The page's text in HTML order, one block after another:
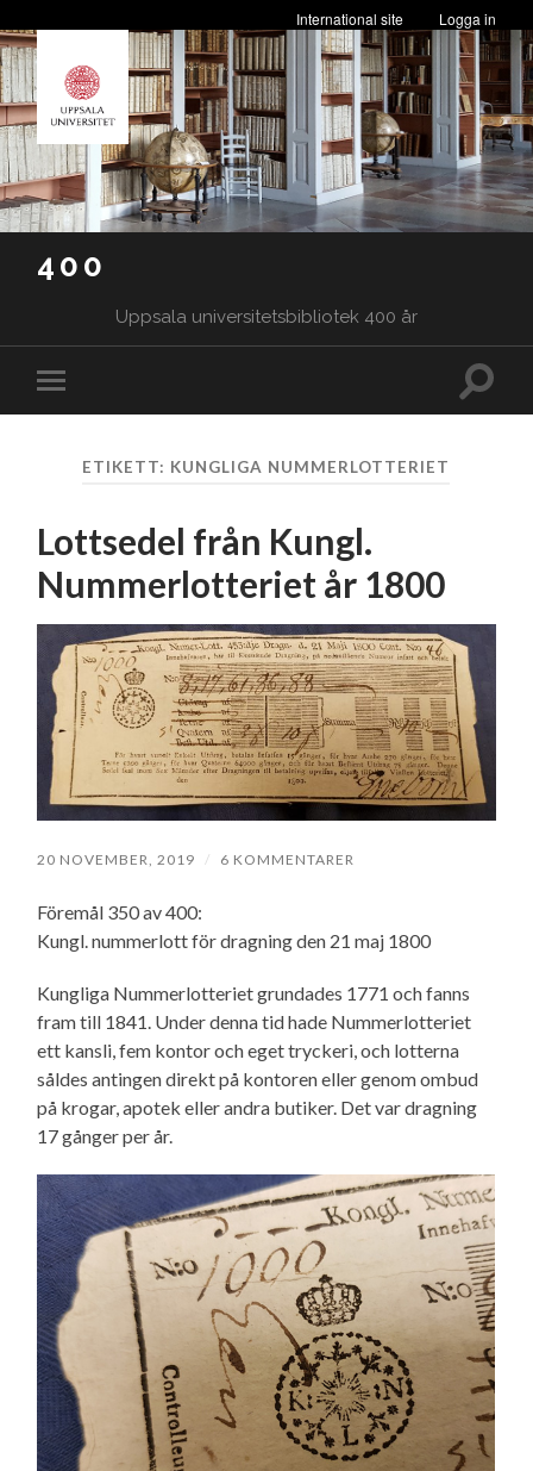
Logga in
International site
400
Uppsala universitetsbibliotek 400 år
på/av
Slå
ETIKETT: KUNGLIGA NUMMERLOTTERIET
Lottsedel från Kungl.
Nummerlotteriet år 1800
20 NOVEMBER, 2019 / 6 KOMMENTARER
Föremål 350 av 400:
Kungl. nummerlott för dragning den 21 maj 1800
Kungliga Nummerlotteriet grundades 1771 och fanns
fram till 1841. Under denna tid hade Nummerlotteriet
ett kansli, fem kontor och eget tryckeri, och lotterna
såldes antingen direkt på kontoren eller genom ombud
på krogar, apotek eller andra butiker. Det var dragning
17 gånger per år.